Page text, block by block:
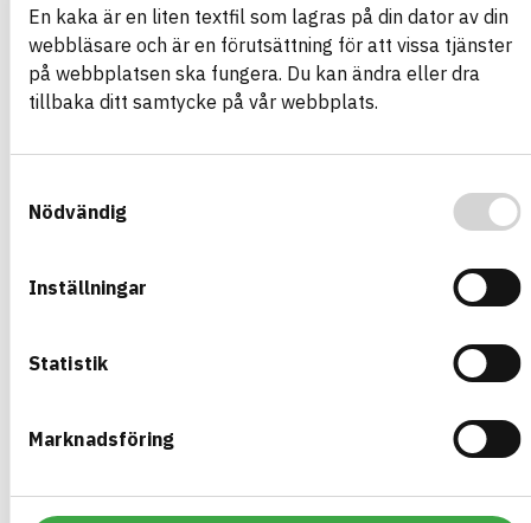
En kaka är en liten textfil som lagras på din dator av din
webbläsare och är en förutsättning för att vissa tjänster
på webbplatsen ska fungera. Du kan ändra eller dra
tillbaka ditt samtycke på vår webbplats.
Nödvändig
Inställningar
Statistik
Marknadsföring
Durkplåtbrunnslock Aluminium
forstarkt
Brunnslock 1560*7/9mm
ARTIKEL­NUMMER FÖRETAG
HÄLSO- OCH MILJÖ­FARLIGHET Information finns
CIRKULARITET Information ej lämnad
MILJÖEFFEKTER – EPD Information ej lämnad